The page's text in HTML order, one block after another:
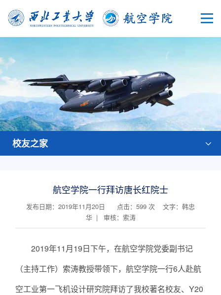
校友之家
航空学院一行拜访唐长红院士
发布日期：2019年11月20日 点击： 599 次 文字：韩忠
华 | 审核：索涛
2019年11月19日下午，在航空学院党委副书记
（主持工作）索涛教授带领下，航空学院一行6人赴航
空工业第一飞机设计研究院拜访了我校著名校友、Y20